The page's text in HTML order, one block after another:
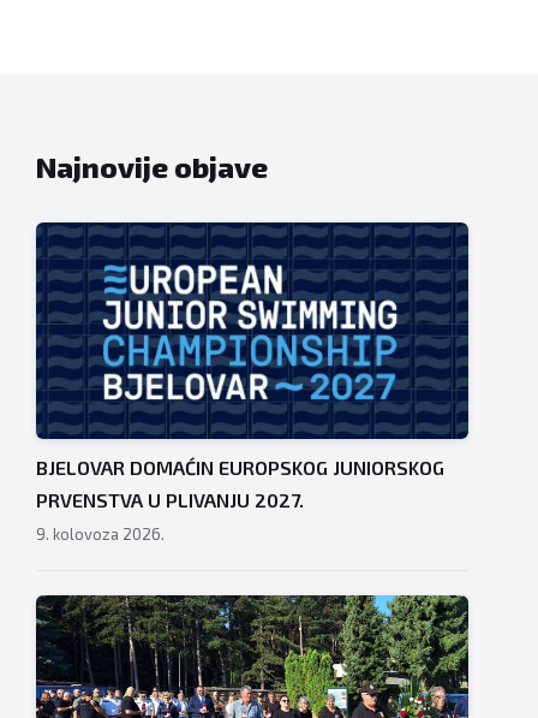
Najnovije objave
BJELOVAR DOMAĆIN EUROPSKOG JUNIORSKOG
PRVENSTVA U PLIVANJU 2027.
9. kolovoza 2026.